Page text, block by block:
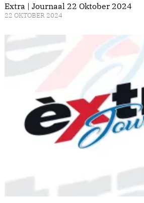
Extra | Journaal 22 Oktober 2024
22 OKTOBER 2024